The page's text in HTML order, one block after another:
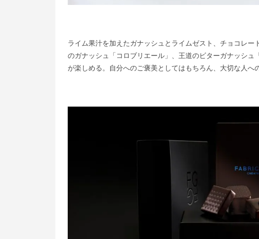
ライム果汁を加えたガナッシュとライムゼスト、チョコレ
のガナッシュ「コロブリエール」、王道のビターガナッシ
が楽しめる。自分へのご褒美としてはもちろん、大切な人へ